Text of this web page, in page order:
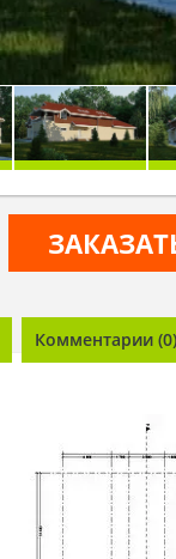
Комментарии (0)